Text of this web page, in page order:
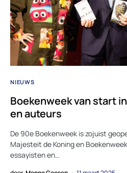
NIEUWS
Boekenweek van start
en auteurs
De 90e Boekenweek is zojuist
Majesteit de Koning en
essayisten en…